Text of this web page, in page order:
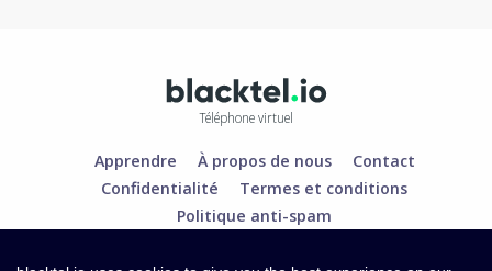
Téléphone virtuel
Apprendre À propos de nous
Contact
Confidentialité
Termes et conditions
Politique anti-spam